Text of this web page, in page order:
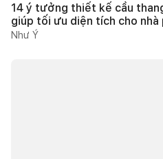
14 ý tưởng thiết kế cầu
giúp tối ưu diện tích cho nhà
Như Ý